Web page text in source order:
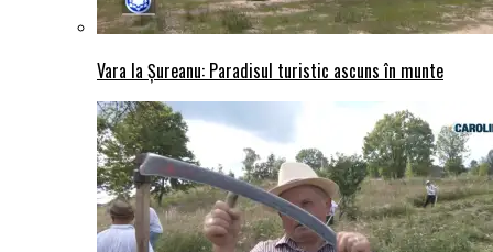
Vara la Șureanu: Paradisul turistic ascuns în munte